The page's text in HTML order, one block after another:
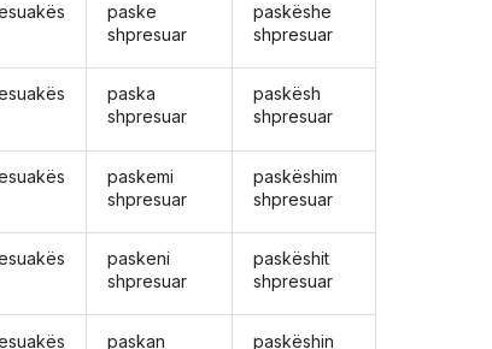
paske
shpresuar
paska
shpresuar
paskemi
shpresuar
paskeni
shpresuar
paskan
paskëshe
shpresuar
paskësh
shpresuar
paskëshim
shpresuar
paskëshit
shpresuar
paskëshin